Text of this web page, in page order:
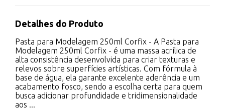
Detalhes do Produto
Pasta para Modelagem 250ml Corfix - A Pasta para
Modelagem 250ml Corfix - é uma massa acrílica de
alta consistência desenvolvida para criar texturas e
relevos sobre superfícies artísticas. Com fórmula à
base de água, ela garante excelente aderência e um
acabamento fosco, sendo a escolha certa para quem
busca adicionar profundidade e tridimensionalidade
aos ...